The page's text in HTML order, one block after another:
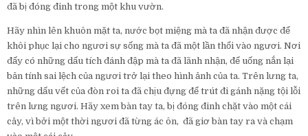
đã bị đóng đinh trong một khu vườn.
Hãy nhìn lên khuôn mặt ta, nước bọt miệng mà ta đã nhận được để
khôi phục lại cho ngươi sự sống mà ta đã một lần thổi vào ngươi. Nơi
đấy có những dấu tích đánh đập mà ta đã lãnh nhận, để uống nắn lại
bản tính sai lệch của ngươi trở lại theo hình ảnh của ta. Trên lưng ta,
những dấu vết của đòn roi ta đã chịu đựng để trút đi gánh nặng tội lỗi
trên lưng ngươi. Hãy xem bàn tay ta, bị đóng đinh chặt vào một cái
cây, vì bởi một thời ngươi đã từng ác ôn, đã giơ bàn tay ra và chạm